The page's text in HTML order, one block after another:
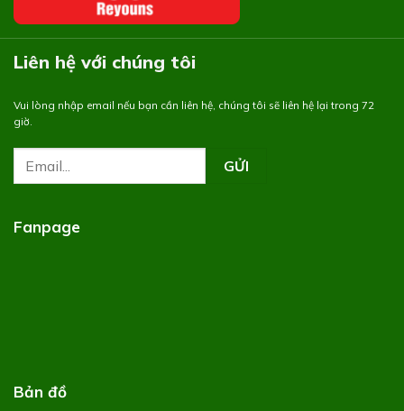
Liên hệ với chúng tôi
Vui lòng nhập email nếu bạn cần liên hệ, chúng tôi sẽ liên hệ lại trong 72
giờ.
Fanpage
Bản đồ